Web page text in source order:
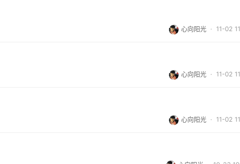
心向阳光 · 11-02
心向阳光 · 11-02
心向阳光 · 11-02